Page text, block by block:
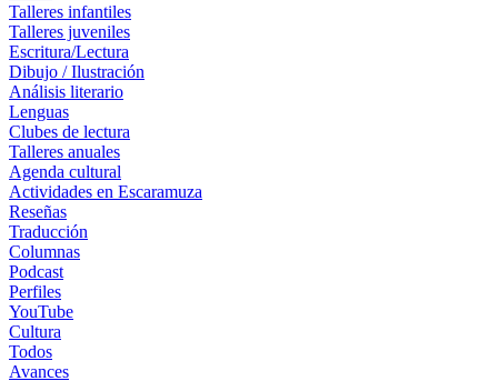
Talleres infantiles
Talleres juveniles
Escritura/Lectura
Dibujo / Ilustración
Análisis literario
Lenguas
Clubes de lectura
Talleres anuales
Agenda cultural
Actividades en Escaramuza
Reseñas
Traducción
Columnas
Podcast
Perfiles
YouTube
Cultura
Todos
Avances